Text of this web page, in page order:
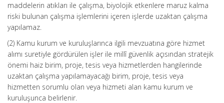
maddelerin atıkları ile çalışma, biyolojik etkenlere maruz kalma
riski bulunan çalışma işlemlerini içeren işlerde uzaktan çalışma
yapılamaz.
(2) Kamu kurum ve kuruluşlarınca ilgili mevzuatına göre hizmet
alımı suretiyle gördürülen işler ile millî güvenlik açısından stratejik
önemi haiz birim, proje, tesis veya hizmetlerden hangilerinde
uzaktan çalışma yapılamayacağı birim, proje, tesis veya
hizmetten sorumlu olan veya hizmeti alan kamu kurum ve
kuruluşunca belirlenir.